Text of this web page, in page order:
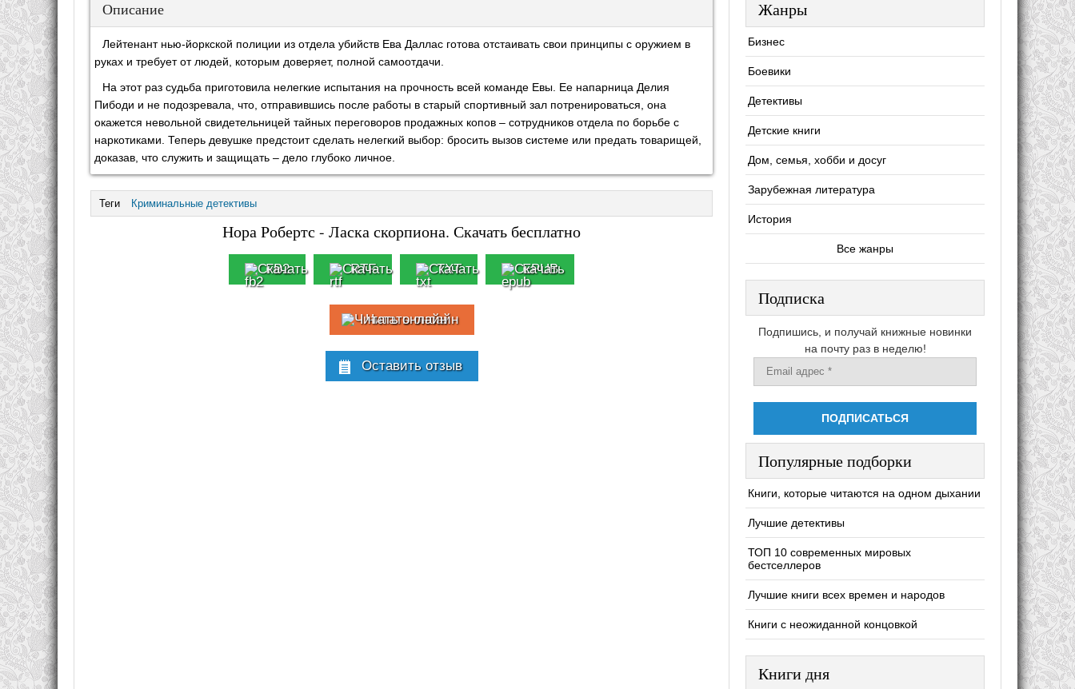
Описание
Лейтенант нью-йоркской полиции из отдела убийств Ева Даллас готова отстаивать свои принципы с оружием в
руках и требует от людей, которым доверяет, полной самоотдачи.
На этот раз судьба приготовила нелегкие испытания на прочность всей команде Евы. Ее напарница Делия
Пибоди и не подозревала, что, отправившись после работы в старый спортивный зал потренироваться, она
окажется невольной свидетельницей тайных переговоров продажных копов – сотрудников отдела по борьбе с
наркотиками. Теперь девушке предстоит сделать нелегкий выбор: бросить вызов системе или предать товарищей,
доказав, что служить и защищать – дело глубоко личное.
Теги Криминальные детективы
Нора Робертс - Ласка скорпиона. Скачать бесплатно
FB2 RTF TXT EPUB
Читать онлайн
Оставить отзыв
Жанры
Бизнес
Боевики
Детективы
Детские книги
Дом, семья, хобби и досуг
Зарубежная литература
История
Все жанры
Подписка
Подпишись, и получай книжные новинки
на почту раз в неделю!
Популярные подборки
Книги, которые читаются на одном дыхании
Лучшие детективы
ТОП 10 современных мировых
бестселлеров
Лучшие книги всех времен и народов
Книги с неожиданной концовкой
Книги дня